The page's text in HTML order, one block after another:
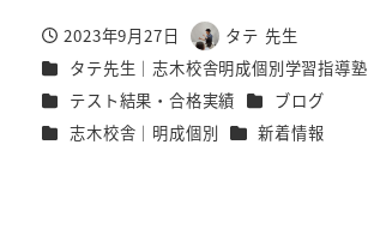
投稿日
2023年9月27日
著
者
タテ 先生
カテゴリー
タテ先生｜志木校舎明成個別学習指導塾
カテゴリー
テスト結果・合格実績 カテゴリー
ブログ
カテゴリー
志木校舎｜明成個別 カテゴリー
新着情報